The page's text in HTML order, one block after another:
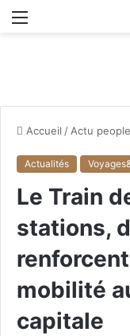
Accueil /Actu people
Actualités
Le Train
stations,
mobilité
capitale